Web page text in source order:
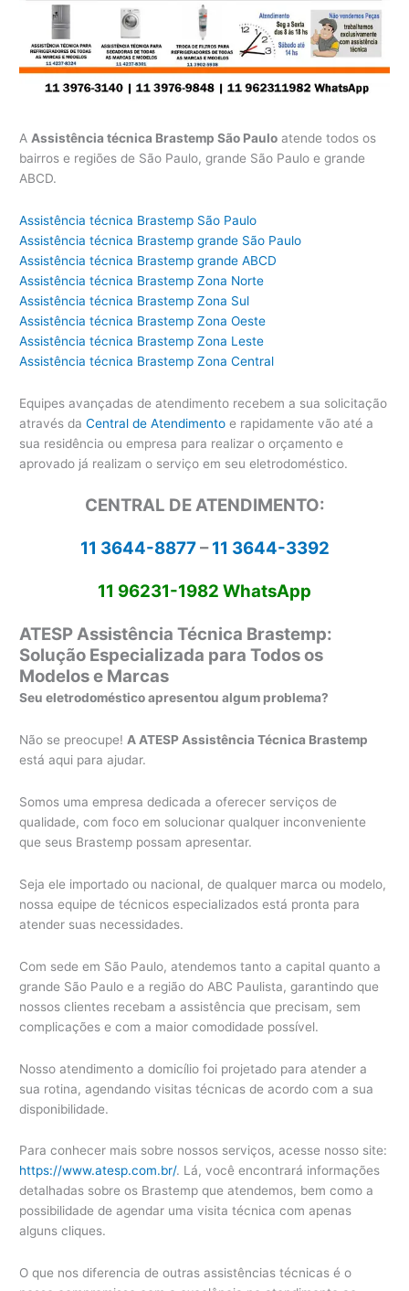
A Assistência técnica Brastemp São Paulo atende todos os
bairros e regiões de São Paulo, grande São Paulo e grande
ABCD.
Assistência técnica Brastemp São Paulo
Assistência técnica Brastemp grande São Paulo
Assistência técnica Brastemp grande ABCD
Assistência técnica Brastemp Zona Norte
Assistência técnica Brastemp Zona Sul
Assistência técnica Brastemp Zona Oeste
Assistência técnica Brastemp Zona Leste
Assistência técnica Brastemp Zona Central
Equipes avançadas de atendimento recebem a sua solicitação
através daCentral de Atendimento e rapidamente vão até a
sua residência ou empresa para realizar o orçamento e
aprovado já realizam o serviço em seu eletrodoméstico.
CENTRAL DE ATENDIMENTO:
11 3644-8877–11 3644-3392
11 96231-1982 WhatsApp
ATESP Assistência Técnica Brastemp:
Solução Especializada para Todos os
Modelos e Marcas
Seu eletrodoméstico apresentou algum problema?
Não se preocupe! A ATESP Assistência Técnica Brastemp
está aqui para ajudar.
Somos uma empresa dedicada a oferecer serviços de
qualidade, com foco em solucionar qualquer inconveniente
que seus Brastemp possam apresentar.
Seja ele importado ou nacional, de qualquer marca ou modelo,
nossa equipe de técnicos especializados está pronta para
atender suas necessidades.
Com sede em São Paulo, atendemos tanto a capital quanto a
grande São Paulo e a região do ABC Paulista, garantindo que
nossos clientes recebam a assistência que precisam, sem
complicações e com a maior comodidade possível.
Nosso atendimento a domicílio foi projetado para atender a
sua rotina, agendando visitas técnicas de acordo com a sua
disponibilidade.
Para conhecer mais sobre nossos serviços, acesse nosso site:
https://www.atesp.com.br/. Lá, você encontrará informações
detalhadas sobre os Brastemp que atendemos, bem como a
possibilidade de agendar uma visita técnica com apenas
alguns cliques.
O que nos diferencia de outras assistências técnicas é o